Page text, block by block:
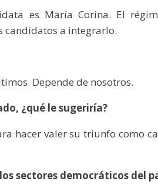
es María Corina. El
candidatos a integrarlo.
Depende de nosotros.
¿qué le sugeriría?
hacer valer su triunfo como
sectores democráticos del